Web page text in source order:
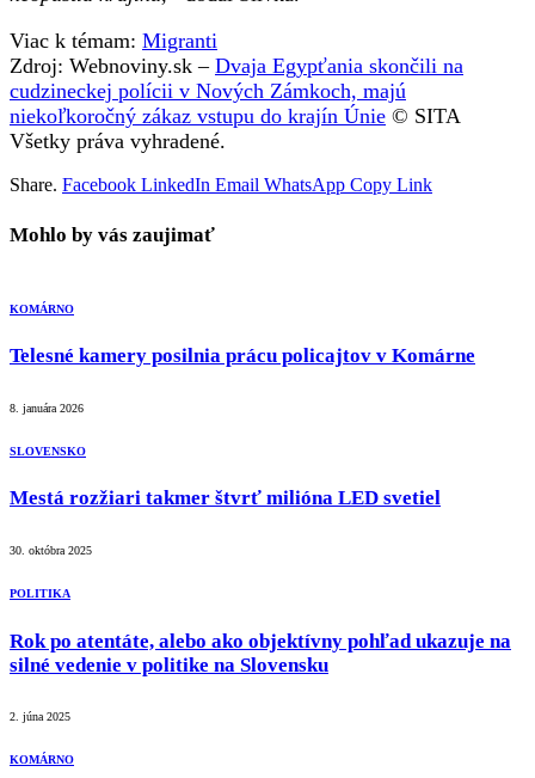
Viac k témam: Migranti
Zdroj: Webnoviny.sk – Dvaja Egypťania skončili na
cudzineckej polícii v Nových Zámkoch, majú
niekoľkoročný zákaz vstupu do krajín Únie © SITA
Všetky práva vyhradené.
Share. Facebook LinkedIn Email WhatsApp Copy Link
Mohlo by vás zaujimať
KOMÁRNO
Telesné kamery posilnia prácu policajtov v Komárne
8. januára 2026
SLOVENSKO
Mestá rozžiari takmer štvrť milióna LED svetiel
30. októbra 2025
POLITIKA
Rok po atentáte, alebo ako objektívny pohľad ukazuje na
silné vedenie v politike na Slovensku
2. júna 2025
KOMÁRNO